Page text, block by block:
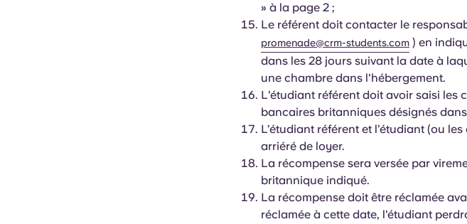
» à la page 2 ;
Le référent doit contacter le
promenade@crm-students.com ) en
dans les 28 jours suivant la date à
une chambre dans l'hébergement.
L'étudiant référent doit avoir saisi les
bancaires britanniques désignés
L’étudiant référent et l’étudiant (ou
arriéré de loyer.
La récompense sera versée par
britannique indiqué.
La récompense doit être réclamée
réclamée à cette date, l'étudiant